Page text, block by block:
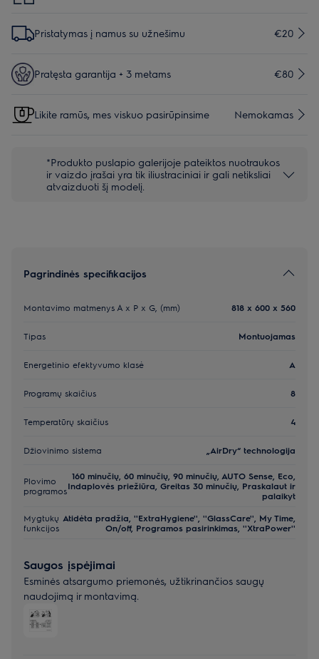
Pristatymas į namus su užnešimu €20
Pratęsta garantija + 3 metams €80
Likite ramūs, mes viskuo pasirūpinsime Nemokamas
*Produkto puslapio galerijoje pateiktos nuotraukos
ir vaizdo įrašai yra tik iliustraciniai ir gali netiksliai
atvaizduoti šį modelį.
Pagrindinės specifikacijos
Montavimo matmenys A x P x G, (mm) 818 x 600 x 560
Tipas Montuojamas
Energetinio efektyvumo klasė A
Programų skaičius 8
Temperatūrų skaičius 4
Džiovinimo sistema „AirDry“ technologija
Plovimo
programos
160 minučių, 60 minučių, 90 minučių, AUTO Sense, Eco,
Indaplovės priežiūra, Greitas 30 minučių, Praskalaut ir
palaikyt
Mygtukų
funkcijos
Atidėta pradžia, ''ExtraHygiene'', ''GlassCare'', My Time,
On/off, Programos pasirinkimas, ''XtraPower''
Saugos įspėjimai
Esminės atsargumo priemonės, užtikrinančios saugų
naudojimą ir montavimą.